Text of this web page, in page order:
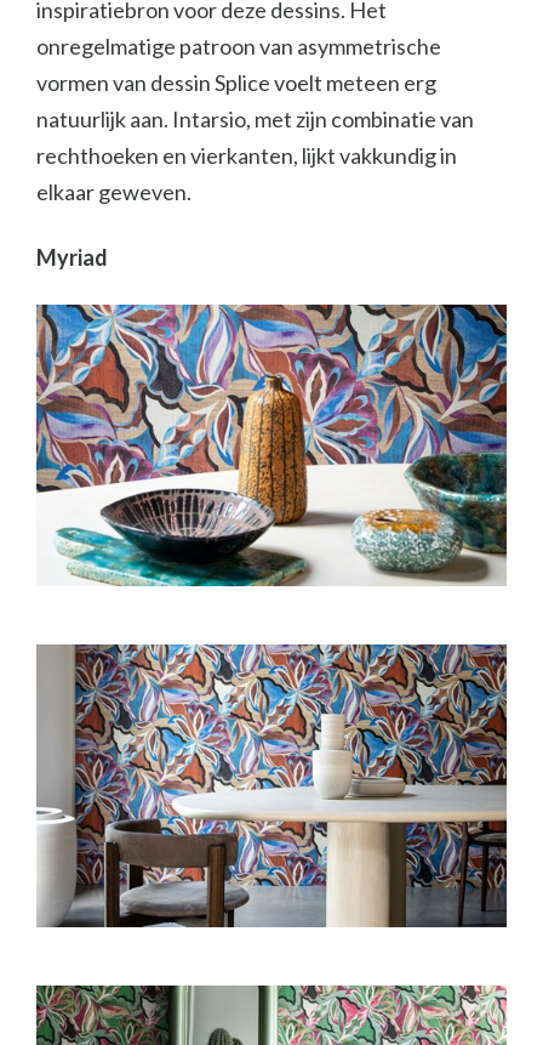
inspiratiebron voor deze dessins. Het
onregelmatige patroon van asymmetrische
vormen van dessin Splice voelt meteen erg
natuurlijk aan. Intarsio, met zijn combinatie van
rechthoeken en vierkanten, lijkt vakkundig in
elkaar geweven.
Myriad